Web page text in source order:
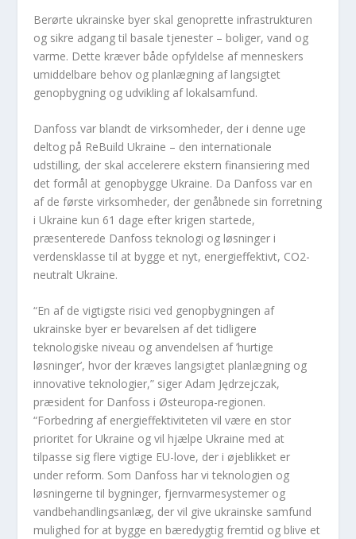
Berørte ukrainske byer skal genoprette infrastrukturen
og sikre adgang til basale tjenester – boliger, vand og
varme. Dette kræver både opfyldelse af menneskers
umiddelbare behov og planlægning af langsigtet
genopbygning og udvikling af lokalsamfund.
Danfoss var blandt de virksomheder, der i denne uge
deltog på ReBuild Ukraine – den internationale
udstilling, der skal accelerere ekstern finansiering med
det formål at genopbygge Ukraine. Da Danfoss var en
af ​​de første virksomheder, der genåbnede sin forretning
i Ukraine kun 61 dage efter krigen startede,
præsenterede Danfoss teknologi og løsninger i
verdensklasse til at bygge et nyt, energieffektivt, CO2-
neutralt Ukraine.
“En af de vigtigste risici ved genopbygningen af ​​
ukrainske byer er bevarelsen af ​​det tidligere
teknologiske niveau og anvendelsen af ​​’hurtige
løsninger’, hvor der kræves langsigtet planlægning og
innovative teknologier,” siger Adam Jędrzejczak,
præsident for Danfoss i Østeuropa-regionen.
“Forbedring af energieffektiviteten vil være en stor
prioritet for Ukraine og vil hjælpe Ukraine med at
tilpasse sig flere vigtige EU-love, der i øjeblikket er
under reform. Som Danfoss har vi teknologien og
løsningerne til bygninger, fjernvarmesystemer og
vandbehandlingsanlæg, der vil give ukrainske samfund
mulighed for at bygge en bæredygtig fremtid og blive et